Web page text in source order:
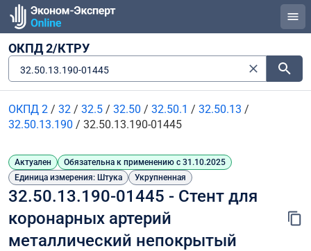
ОКПД 2/КТРУ
32.50.13.190-01445
ОКПД 2 / 32 / 32.5 / 32.50 / 32.50.1 / 32.50.13 /
32.50.13.190 / 32.50.13.190-01445
Актуален
Обязательна к применению с 31.10.2025
Единица измерения: Штука
Укрупненная
32.50.13.190-01445 - Стент для
коронарных артерий
металлический непокрытый